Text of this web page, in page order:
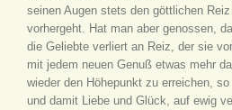
seinen Augen stets den göttlichen
vorhergeht. Hat man aber genossen,
die Geliebte verliert an Reiz, der sie
mit jedem neuen Genuß etwas mehr
wieder den Höhepunkt zu erreichen,
und damit Liebe und Glück, auf ewig